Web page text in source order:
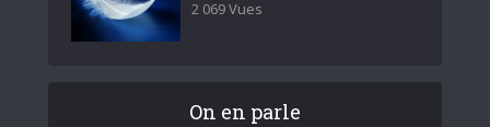
2 069 Vues
On en parle